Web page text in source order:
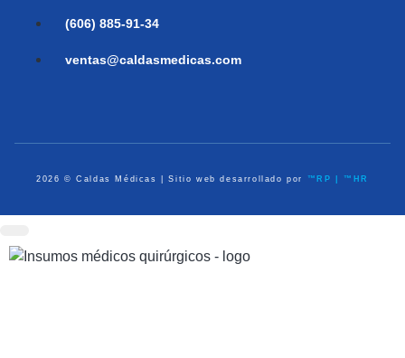
(606) 885-91-34
ventas@caldasmedicas.com
2026 © Caldas Médicas | Sitio web desarrollado por ™RP | ™HR